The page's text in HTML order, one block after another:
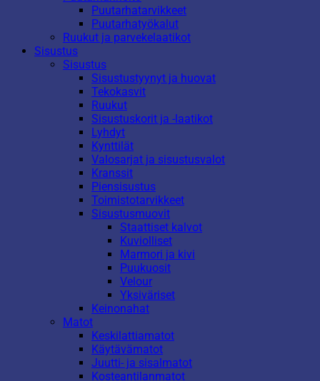
Puutarhatarvikkeet
Puutarhatyökalut
Ruukut ja parvekelaatikot
Sisustus
Sisustus
Sisustustyynyt ja huovat
Tekokasvit
Ruukut
Sisustuskorit ja -laatikot
Lyhdyt
Kynttilät
Valosarjat ja sisustusvalot
Kranssit
Piensisustus
Toimistotarvikkeet
Sisustusmuovit
Staattiset kalvot
Kuviolliset
Marmori ja kivi
Puukuosit
Velour
Yksiväriset
Keinonahat
Matot
Keskilattiamatot
Käytävämatot
Juutti- ja sisalmatot
Kosteantilanmatot